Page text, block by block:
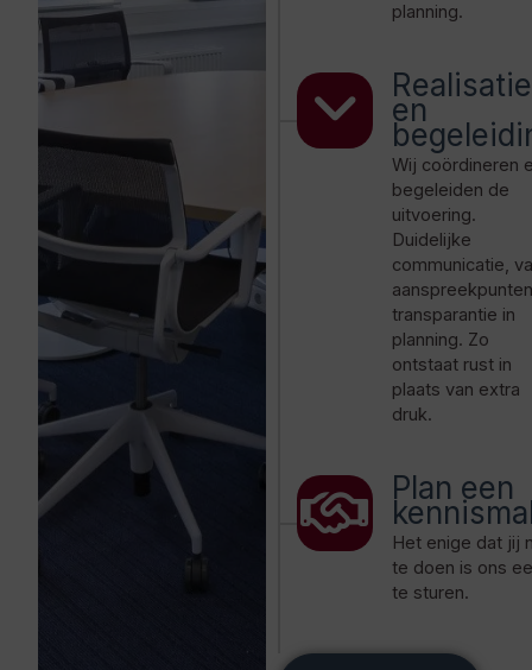
planning.
Realisatie
en
Wij coördineren
begeleiden de
uitvoering.
Duidelijke
communicatie,
transparantie in
planning. Zo
ontstaat rust in
plaats van extra
druk.
Plan een
Het enige dat jij
te doen is ons
te sturen.